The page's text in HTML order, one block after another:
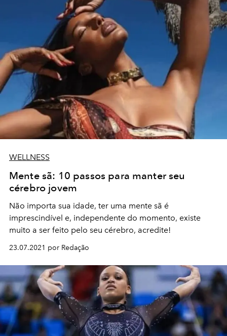
WELLNESS
Mente sã: 10 passos para manter seu
cérebro jovem
Não importa sua idade, ter uma mente sã é
imprescindível e, independente do momento, existe
muito a ser feito pelo seu cérebro, acredite!
23.07.2021 por Redação